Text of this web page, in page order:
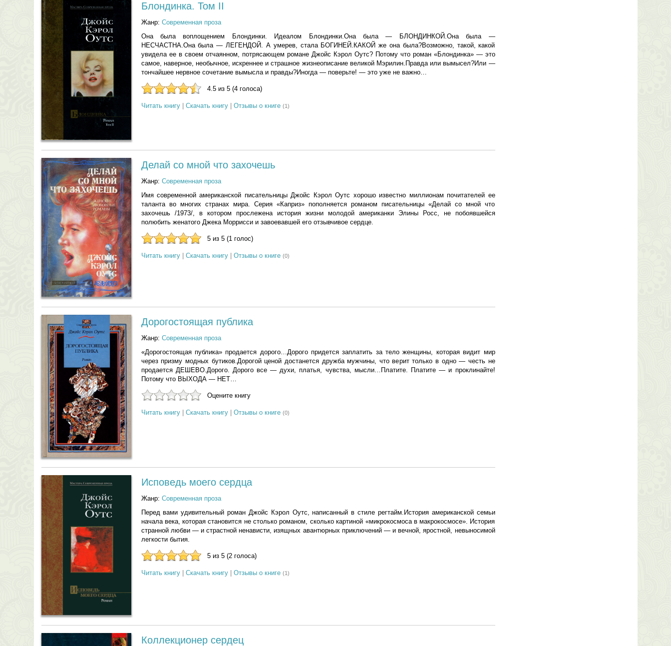
Блондинка. Том II
Жанр: Современная проза
Она была воплощением Блондинки. Идеалом Блондинки.Она была — БЛОНДИНКОЙ.Она была —
НЕСЧАСТНА.Она была — ЛЕГЕНДОЙ. А умерев, стала БОГИНЕЙ.КАКОЙ же она была?Возможно, такой, какой
увидела ее в своем отчаянном, потрясающем романе Джойс Кэрол Оутс? Потому что роман «Блондинка» — это
самое, наверное, необычное, искреннее и страшное жизнеописание великой Мэрилин.Правда или вымысел?Или —
тончайшее нервное сочетание вымысла и правды?Иногда — поверьте! — это уже не важно…
4.5 из 5 (4 голоса)
Читать книгу| Скачать книгу| Отзывы о книге (1)
Делай со мной что захочешь
Жанр: Современная проза
Имя современной американской писательницы Джойс Кэрол Оутс хорошо известно миллионам почитателей ее
таланта во многих странах мира. Серия «Каприз» пополняется романом писательницы «Делай со мной что
захочешь /1973/, в котором прослежена история жизни молодой американки Элины Росс, не побоявшейся
полюбить женатого Джека Моррисси и завоевавшей его отзывчивое сердце.
5 из 5 (1 голос)
Читать книгу| Скачать книгу| Отзывы о книге (0)
Дорогостоящая публика
Жанр: Современная проза
«Дорогостоящая публика» продается дорого…Дорого придется заплатить за тело женщины, которая видит мир
через призму модных бутиков.Дорогой ценой достанется дружба мужчины, что верит только в одно — честь не
продается ДЕШЕВО.Дорого. Дорого все — духи, платья, чувства, мысли…Платите. Платите — и проклинайте!
Потому что ВЫХОДА — НЕТ…
Оцените книгу
Читать книгу| Скачать книгу| Отзывы о книге (0)
Исповедь моего сердца
Жанр: Современная проза
Перед вами удивительный роман Джойс Кэрол Оутс, написанный в стиле регтайм.История американской семьи
начала века, которая становится не столько романом, сколько картиной «микрокосмоса в макрокосмосе». История
странной любви — и страстной ненависти, изящных авантюрных приключений — и вечной, яростной, невыносимой
легкости бытия.
5 из 5 (2 голоса)
Читать книгу| Скачать книгу| Отзывы о книге (1)
Коллекционер сердец